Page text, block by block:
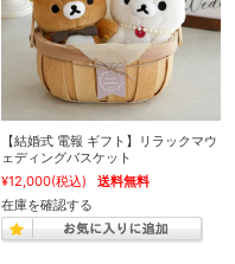
【結婚式 電報 ギフト】リラックマウ
ェディングバスケット
¥12,000(税込)
送料無料
在庫を確認する